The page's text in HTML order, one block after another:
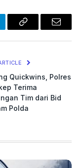
Copy
Email
Quickwins, Polres
Terima
Tim dari Bid
Polda